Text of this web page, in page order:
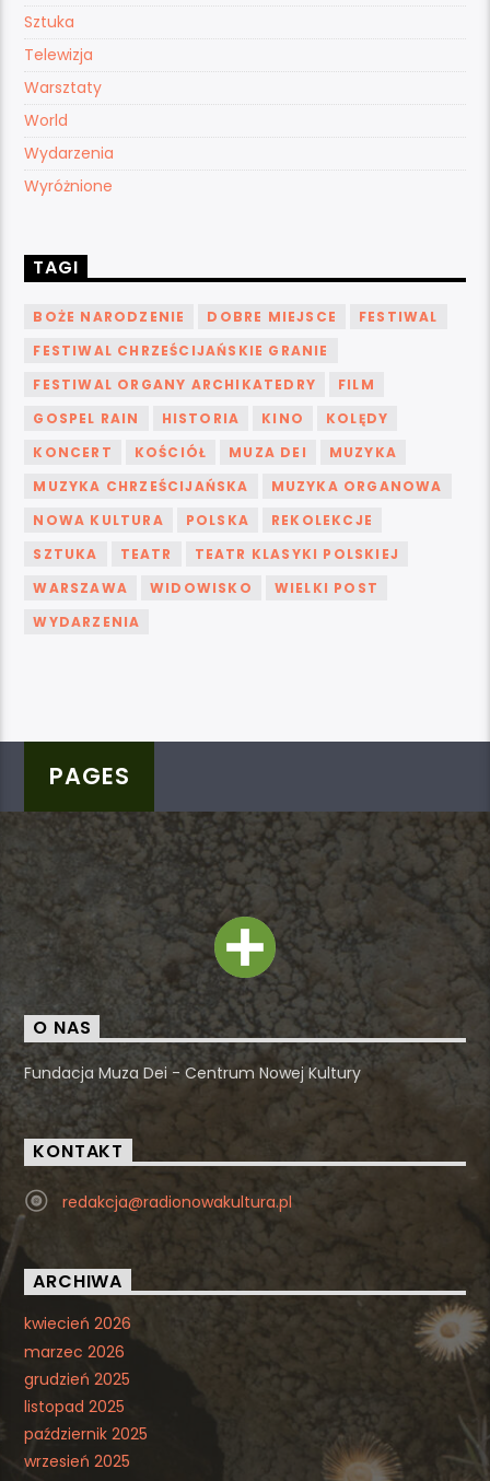
Sztuka
Telewizja
Warsztaty
World
Wydarzenia
Wyróżnione
TAGI
BOŻE NARODZENIE DOBRE MIEJSCE
FESTIWAL
FESTIWAL CHRZEŚCIJAŃSKIE GRANIE
FESTIWAL ORGANY ARCHIKATEDRY
FILM
GOSPEL RAIN
HISTORIA KINO
KOLĘDY
KONCERT
KOŚCIÓŁ MUZA DEI
MUZYKA
MUZYKA CHRZEŚCIJAŃSKA
MUZYKA ORGANOWA
NOWA KULTURA
POLSKA
REKOLEKCJE
SZTUKA
TEATR
TEATR KLASYKI POLSKIEJ
WARSZAWA
WIDOWISKO
WIELKI POST
WYDARZENIA
PAGES
O NAS
Fundacja Muza Dei - Centrum Nowej Kultury
KONTAKT
redakcja@radionowakultura.pl
ARCHIWA
kwiecień 2026
marzec 2026
grudzień 2025
listopad 2025
październik 2025
wrzesień 2025